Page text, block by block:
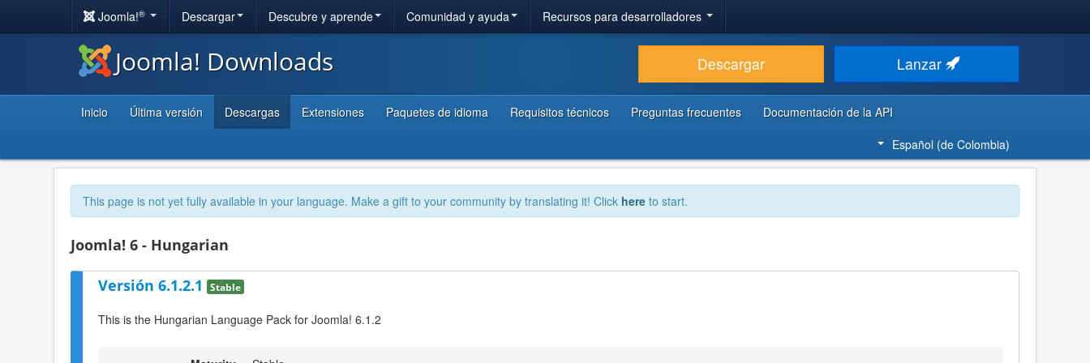
Joomla!® Descargar Descubre y aprende Comunidad y ayuda Recursos para desarrolladores
Joomla! Downloads Descargar Lanzar
Inicio Última versión Descargas Extensiones Paquetes de idioma Requisitos técnicos Preguntas frecuentes
Documentación de la API
Español (de Colombia)
This page is not yet fully available in your language. Make a gift to your community by translating it! Click here to start.
Joomla! 6 - Hungarian
Versión 6.1.2.1 Stable
This is the Hungarian Language Pack for Joomla! 6.1.2